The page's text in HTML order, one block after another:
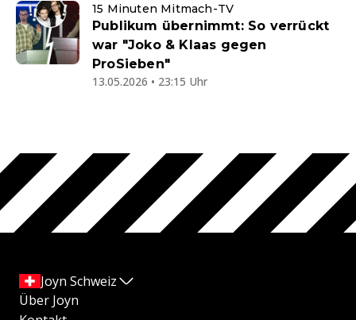
15 Minuten Mitmach-TV
Publikum übernimmt: So verrückt
war "Joko & Klaas gegen
ProSieben"
13.05.2026 • 23:15 Uhr
Joyn Schweiz
Über Joyn